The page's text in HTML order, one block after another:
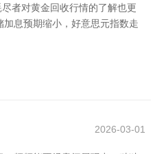
者对黄金回收行情的了解也更
息预期缩小，好意思元指数走
2026-03-01